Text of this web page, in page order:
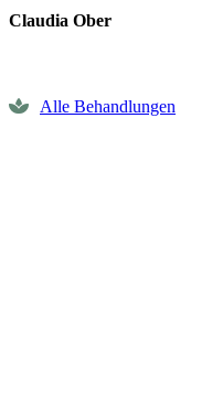
Claudia Ober
Alle Behandlungen